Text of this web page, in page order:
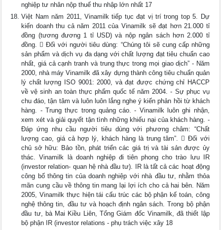
nghiệp tư nhân nộp thuế thu nhập lớn nhất 17
Việt Nam năm 2011, Vinamilk tiếp tục đạt vị trí trong top 5. Dự
kiến doanh thu cả năm 2011 của Vinamilk sẽ đạt hơn 21.000 tỉ
đồng (tương đương 1 tỉ USD) và nộp ngân sách hơn 2.000 tỉ
đồng.  Đối với người tiêu dùng: “Chúng tôi sẽ cung cấp những
sản phẩm và dịch vụ đa dạng với chất lượng đạt tiêu chuẩn cao
nhất, giá cả cạnh tranh và trung thực trong mọi giao dịch” - Năm
2000, nhà máy Vinamilk đã xây dựng thành công tiêu chuẩn quản
lý chất lượng ISO 9001: 2000, và đạt được chứng chỉ HACCP
về vệ sinh an toàn thực phẩm quốc tế năm 2004. - Sự phục vụ
chu đáo, tận tâm và luôn luôn lắng nghe ý kiến phản hồi từ khách
hàng. - Trung thực trong quảng cáo. - Vinamilk luôn ghi nhận,
xem xét và giải quyết tận tình những khiếu nại của khách hàng. -
Đáp ứng nhu cầu người tiêu dùng với phương châm: “Chất
lượng cao, giá cả hợp lý, khách hàng là trung tâm”.  Đối với
chủ sở hữu: Bảo tồn, phát triển các giá trị và tài sản được ủy
thác. Vinamilk là doanh nghiệp đi tiên phong cho trào lưu IR
(investor relation- quan hệ nhà đầu tư). IR là tất cả các hoạt động
công bố thông tin của doanh nghiệp với nhà đầu tư, nhằm thỏa
mãn cung cầu về thông tin mang lại lợi ích cho cả hai bên. Năm
2005, Vinamilk thực hiện tái cấu trúc các bộ phận kế toán, công
nghệ thông tin, đầu tư và hoạch định ngân sách. Trong bộ phận
đầu tư, bà Mai Kiều Liên, Tổng Giám đốc Vinamilk, đã thiết lập
bộ phận IR (investor relations - phụ trách việc xây 18